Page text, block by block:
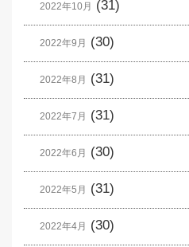
2022年10月 (31)
2022年9月 (30)
2022年8月 (31)
2022年7月 (31)
2022年6月 (30)
2022年5月 (31)
2022年4月 (30)